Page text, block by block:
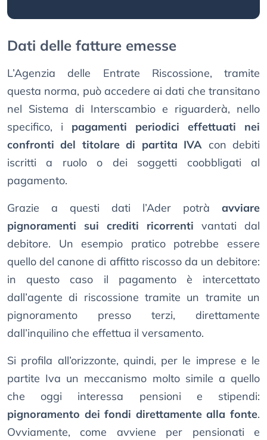
Dati delle fatture emesse
L’Agenzia delle Entrate Riscossione, tramite
questa norma, può accedere ai dati che transitano
nel Sistema di Interscambio e riguarderà, nello
specifico, i pagamenti periodici effettuati nei
confronti del titolare di partita IVA con debiti
iscritti a ruolo o dei soggetti coobbligati al
pagamento.
Grazie a questi dati l’Ader potrà avviare
pignoramenti sui crediti ricorrenti vantati dal
debitore. Un esempio pratico potrebbe essere
quello del canone di affitto riscosso da un debitore:
in questo caso il pagamento è intercettato
dall’agente di riscossione tramite un tramite un
pignoramento presso terzi, direttamente
dall’inquilino che effettua il versamento.
Si profila all’orizzonte, quindi, per le imprese e le
partite Iva un meccanismo molto simile a quello
che oggi interessa pensioni e stipendi:
pignoramento dei fondi direttamente alla fonte.
Ovviamente, come avviene per pensionati e